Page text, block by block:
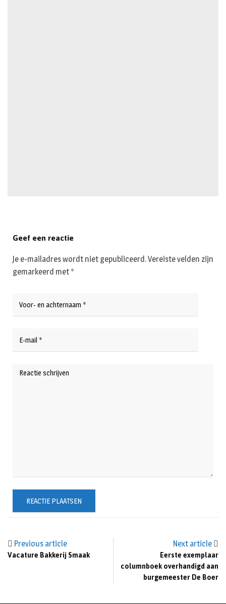
Previous article
Vacature Bakkerij Smaak
Next article
Eerste exemplaar
columnboek overhandigd aan
burgemeester De Boer
Geef een reactie
Je e-mailadres wordt niet gepubliceerd.Vereiste velden zijn
gemarkeerd met *